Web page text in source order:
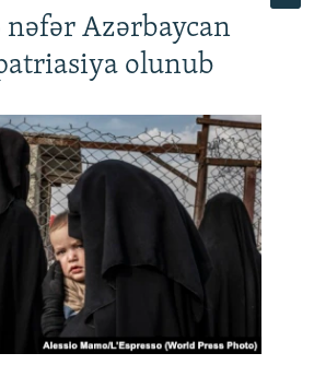
nəfər Azərbaycan
olunub